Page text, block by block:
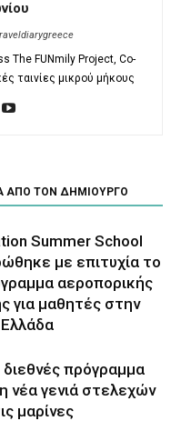
The FUNmily Project, Co-
ταινίες μικρού μήκους
ΑΠΟ ΤΟΝ ΔΗΜΙΟΥΡΓΟ
Summer School
με επιτυχία το
αεροπορικής
για μαθητές στην
Ελλάδα
πρόγραμμα
νέα γενιά στελεχών
μαρίνες